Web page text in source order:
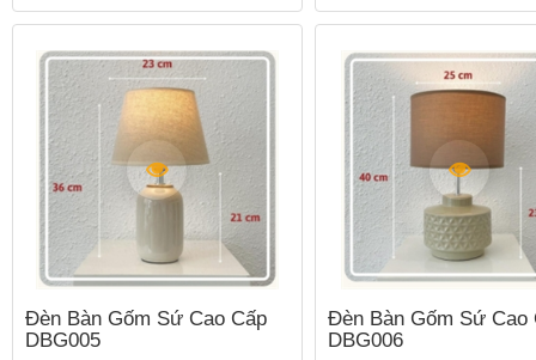
Đèn Bàn Gốm Sứ Cao Cấp
DBG005
Đèn Bàn Gốm Sứ Cao
DBG006